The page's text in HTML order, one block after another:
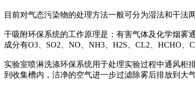
目前对气态污染物的处理方法一般可分为湿法和干法
干吸附环保系统的工作原理是：有害气体及化学烟雾
成分有O3、SO2、NO、NH3、H2S、CL2、HCHO、
实验室喷淋洗涤环保系统用于处理实验过程中通风柜
到收集槽内，洁净的空气进一步过滤除雾后排放到大